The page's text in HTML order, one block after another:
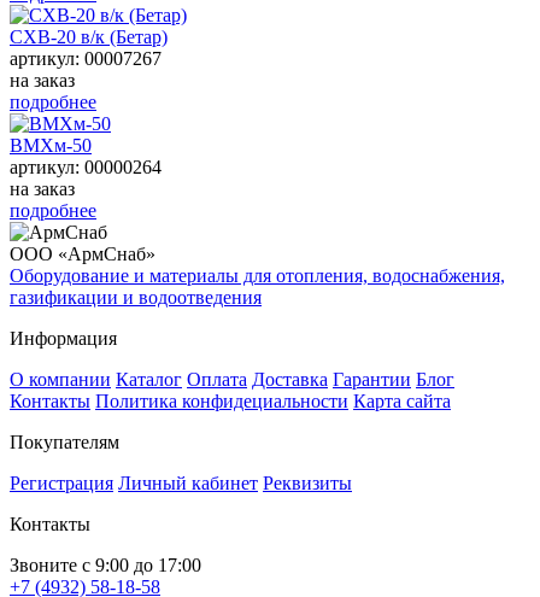
СХВ-20 в/к (Бетар)
артикул: 00007267
на заказ
подробнее
ВМХм-50
артикул: 00000264
на заказ
подробнее
ООО «АрмСнаб»
Оборудование и материалы для отопления, водоснабжения,
газификации и водоотведения
Информация
О компании Каталог Оплата Доставка Гарантии Блог
Контакты Политика конфидециальности Карта сайта
Покупателям
Регистрация Личный кабинет Реквизиты
Контакты
Звоните с 9:00 до 17:00
+7 (4932) 58-18-58